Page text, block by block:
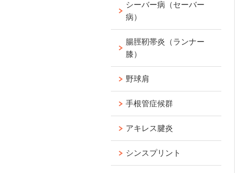
シーバー病（セーバー
病）
腸脛靭帯炎（ランナー
膝）
野球肩
手根管症候群
アキレス腱炎
シンスプリント